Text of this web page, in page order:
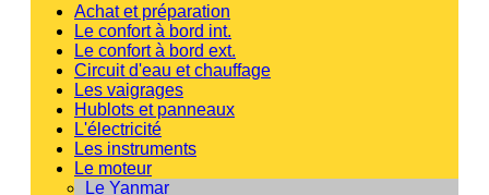
Achat et préparation
Le confort à bord int.
Le confort à bord ext.
Circuit d'eau et chauffage
Les vaigrages
Hublots et panneaux
L'électricité
Les instruments
Le moteur
Le Yanmar